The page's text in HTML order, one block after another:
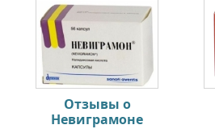
Отзывы о
Невиграмоне